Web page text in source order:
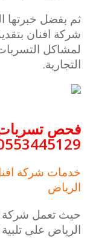
ثم بفضل خبرتها
شركة افنان
لمشاكل
التجارية.
فحص تسربات
خدمات شركة
الرياض
حيث تعمل
الرياض على تلبية